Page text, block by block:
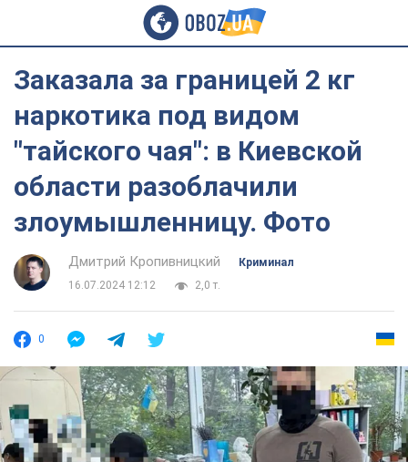
Заказала за границей 2 кг
наркотика под видом
"тайского чая": в Киевской
области разоблачили
злоумышленницу. Фото
Дмитрий Кропивницкий
Криминал
16.07.2024 12:12
2,0 т.
0